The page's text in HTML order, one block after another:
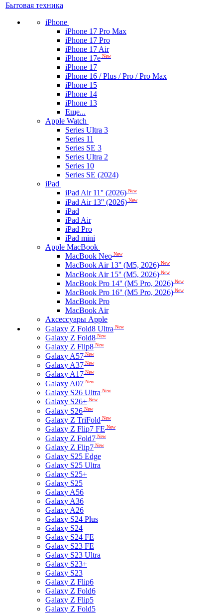
Бытовая техника
iPhone
iPhone 17 Pro Max
iPhone 17 Pro
iPhone 17 Air
iPhone 17e New
iPhone 17
iPhone 16 / Plus / Pro / Pro Max
iPhone 15
iPhone 14
iPhone 13
Еще...
Apple Watch
Series Ultra 3
Series 11
Series SE 3
Series Ultra 2
Series 10
Series SE (2024)
iPad
iPad Air 11'' (2026) New
iPad Air 13'' (2026) New
iPad
iPad Air
iPad Pro
iPad mini
Apple MacBook
MacBook Neo New
MacBook Air 13'' (M5, 2026) New
MacBook Air 15'' (M5, 2026) New
MacBook Pro 14'' (M5 Pro, 2026) New
MacBook Pro 16'' (M5 Pro, 2026) New
MacBook Pro
MacBook Air
Аксессуары Apple
Galaxy Z Fold8 Ultra New
Galaxy Z Fold8 New
Galaxy Z Flip8 New
Galaxy A57 New
Galaxy A37 New
Galaxy A17 New
Galaxy A07 New
Galaxy S26 Ultra New
Galaxy S26+ New
Galaxy S26 New
Galaxy Z TriFold New
Galaxy Z Flip7 FE New
Galaxy Z Fold7 New
Galaxy Z Flip7 New
Galaxy S25 Edge
Galaxy S25 Ultra
Galaxy S25+
Galaxy S25
Galaxy A56
Galaxy A36
Galaxy A26
Galaxy S24 Plus
Galaxy S24
Galaxy S24 FE
Galaxy S23 FE
Galaxy S23 Ultra
Galaxy S23+
Galaxy S23
Galaxy Z Flip6
Galaxy Z Fold6
Galaxy Z Flip5
Galaxy Z Fold5